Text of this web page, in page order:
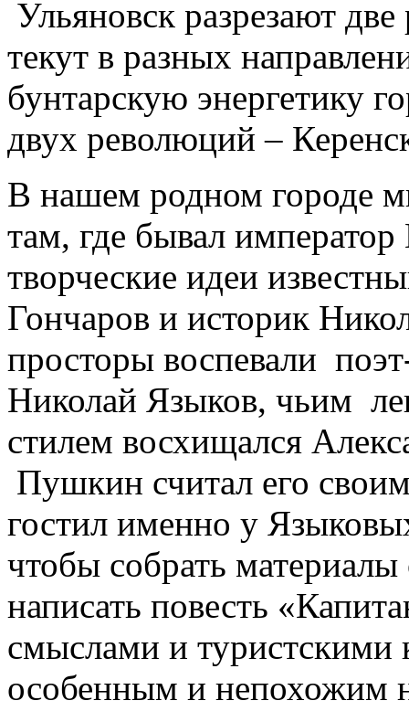
Ульяновск разрезают
текут в разных
бунтарскую энергетику
двух революций –
В нашем родном городе
там, где бывал
творческие идеи
Гончаров и историк
просторы воспевали
Николай Языков, чьим
стилем восхищался
Пушкин считал его
гостил именно у
чтобы собрать
написать повесть
смыслами и туристскими
особенным и непохожим